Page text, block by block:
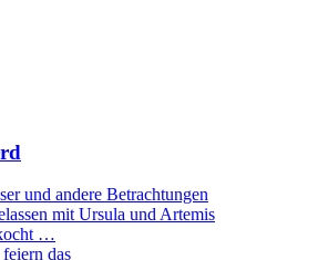
und andere Betrachtungen
mit Ursula und Artemis
…
das